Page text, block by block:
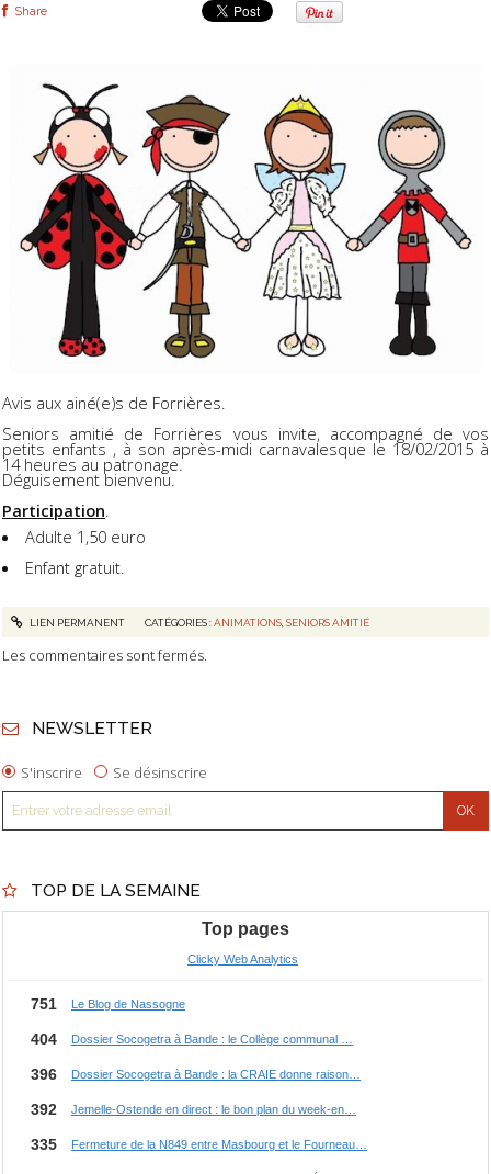
Share
Avis aux ainé(e)s de Forrières.
Seniors amitié de Forrières vous invite, accompagné de vos
petits enfants , à son après-midi carnavalesque le 18/02/2015 à
14 heures au patronage.
Déguisement bienvenu.
Participation.
Adulte 1,50 euro
Enfant gratuit.
LIEN PERMANENT CATÉGORIES :ANIMATIONS, SENIORS AMITIÉ
Les commentaires sont fermés.
NEWSLETTER
S'inscrire Se désinscrire
TOP DE LA SEMAINE